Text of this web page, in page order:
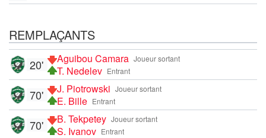
REMPLAÇANTS
Joueur sortant
Aguibou Camara
Entrant
T. Nedelev
20'
Joueur sortant
J. Piotrowski
Entrant
E. Bille
70'
Joueur sortant
B. Tekpetey
Entrant
S. Ivanov
70'